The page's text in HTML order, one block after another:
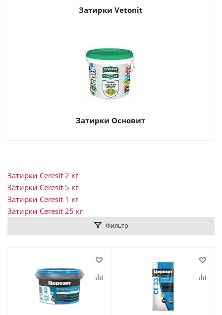
Затирки Vetonit
Затирки Основит
Затирки Ceresit 2 кг
Затирки Ceresit 5 кг
Затирки Ceresit 1 кг
Затирки Ceresit 25 кг
Фильтр